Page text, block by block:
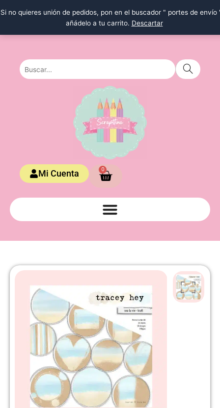
Si no quieres unión de pedidos, pon en el buscador " portes de envío
añádelo a tu carrito. Descartar
al
Mi Cuenta 0
Carrito